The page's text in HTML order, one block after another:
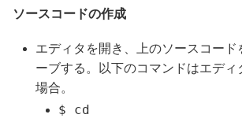
ソースコードの作成
エディタを開き、上のソースコード
ーブする。以下のコマンドはエディ
場合。
$ cd